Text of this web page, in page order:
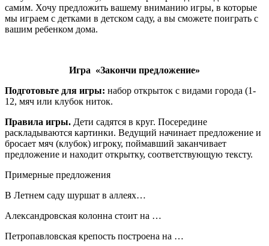
самим. Хочу предложить вашему вниманию игры, в которые
мы играем с детками в детском саду, а вы сможете поиграть с
вашим ребенком дома.
Игра «Закончи предложение»
Подготовьте для игры: набор открыток с видами города (1-
12, мяч или клубок ниток.
Правила игры. Дети садятся в круг. Посередине
раскладываются картинки. Ведущий начинает предложение и
бросает мяч (клубок) игроку, поймавший заканчивает
предложение и находит открытку, соответствующую тексту.
Примерные предложения
В Летнем саду шуршат в аллеях…
Александровская колонна стоит на …
Петропавловская крепость построена на …